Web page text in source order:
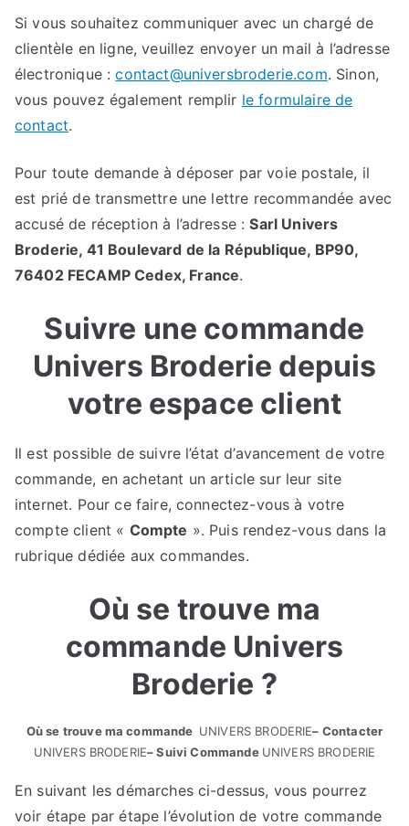
Si vous souhaitez communiquer avec un chargé de
clientèle en ligne, veuillez envoyer un mail à l’adresse
électronique :contact@universbroderie.com. Sinon,
vous pouvez également remplir le formulaire de
contact.
Pour toute demande à déposer par voie postale, il
est prié de transmettre une lettre recommandée avec
accusé de réception à l’adresse :Sarl Univers
Broderie, 41 Boulevard de la République, BP90,
76402 FECAMP Cedex, France.
Suivre une commande
Univers Broderie depuis
votre espace client
Il est possible de suivre l’état d’avancement de votre
commande, en achetant un article sur leur site
internet. Pour ce faire, connectez-vous à votre
compte client « Compte ». Puis rendez-vous dans la
rubrique dédiée aux commandes.
Où se trouve ma
commande Univers
Broderie ?
Où se trouve ma commande UNIVERS BRODERIE– Contacter
UNIVERS BRODERIE– Suivi Commande UNIVERS BRODERIE
En suivant les démarches ci-dessus, vous pourrez
voir étape par étape l’évolution de votre commande